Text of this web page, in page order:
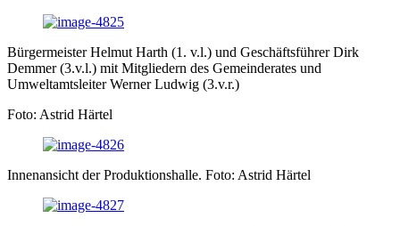
Bürgermeister Helmut Harth (1. v.l.) und Geschäftsführer Dirk
Demmer (3.v.l.) mit Mitgliedern des Gemeinderates und
Umweltamtsleiter Werner Ludwig (3.v.r.)
Foto: Astrid Härtel
Innenansicht der Produktionshalle. Foto: Astrid Härtel